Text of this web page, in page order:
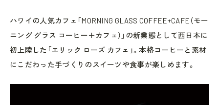
ハワイの人気カフェ「MORNING GLASS COFFEE+CAFE（モー
ニング グラス コーヒー＋カフェ）」の新業態として⻄日本に
初上陸した「エリック ローズ カフェ」。本格コーヒーと素材
にこだわった手づくりのスイーツや食事が楽しめます。